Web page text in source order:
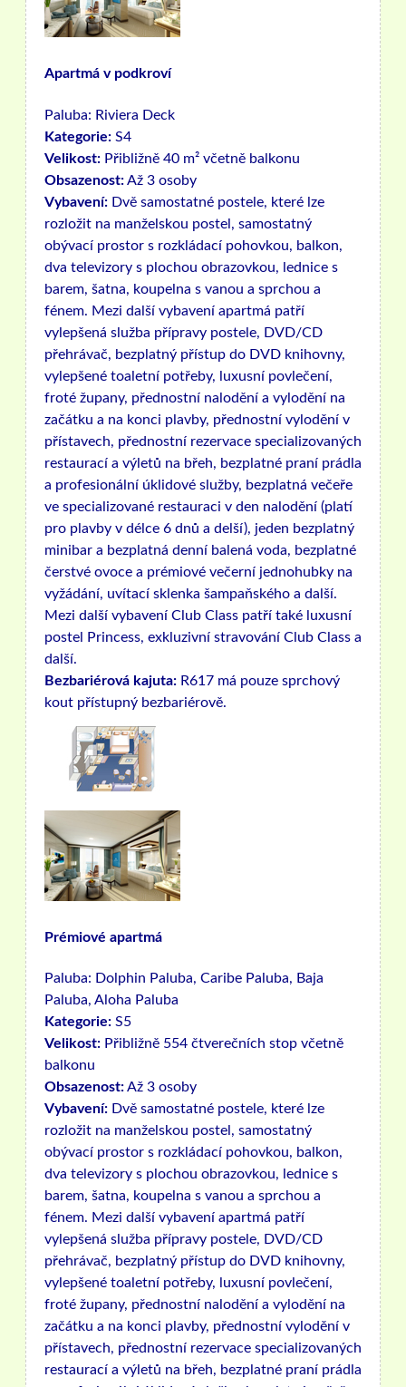
Apartmá v podkroví
Paluba: Riviera Deck
Kategorie: S4
Velikost: Přibližně 40 m² včetně balkonu
Obsazenost:Až 3 osoby
Vybavení: Dvě samostatné postele, které lze
rozložit na manželskou postel, samostatný
obývací prostor s rozkládací pohovkou, balkon,
dva televizory s plochou obrazovkou, lednice s
barem, šatna, koupelna s vanou a sprchou a
fénem. Mezi další vybavení apartmá patří
vylepšená služba přípravy postele, DVD/CD
přehrávač, bezplatný přístup do DVD knihovny,
vylepšené toaletní potřeby, luxusní povlečení,
froté župany, přednostní nalodění a vylodění na
začátku a na konci plavby, přednostní vylodění v
přístavech, přednostní rezervace specializovaných
restaurací a výletů na břeh, bezplatné praní prádla
a profesionální úklidové služby, bezplatná večeře
ve specializované restauraci v den nalodění (platí
pro plavby v délce 6 dnů a delší), jeden bezplatný
minibar a bezplatná denní balená voda, bezplatné
čerstvé ovoce a prémiové večerní jednohubky na
vyžádání, uvítací sklenka šampaňského a další.
Mezi další vybavení Club Class patří také luxusní
postel Princess, exkluzivní stravování Club Class a
další.
Bezbariérová kajuta: R617 má pouze sprchový
kout přístupný bezbariérově.
Prémiové apartmá
Paluba: Dolphin Paluba, Caribe Paluba, Baja
Paluba, Aloha Paluba
Kategorie: S5
Velikost: Přibližně 554 čtverečních stop včetně
balkonu
Obsazenost:Až 3 osoby
Vybavení: Dvě samostatné postele, které lze
rozložit na manželskou postel, samostatný
obývací prostor s rozkládací pohovkou, balkon,
dva televizory s plochou obrazovkou, lednice s
barem, šatna, koupelna s vanou a sprchou a
fénem. Mezi další vybavení apartmá patří
vylepšená služba přípravy postele, DVD/CD
přehrávač, bezplatný přístup do DVD knihovny,
vylepšené toaletní potřeby, luxusní povlečení,
froté župany, přednostní nalodění a vylodění na
začátku a na konci plavby, přednostní vylodění v
přístavech, přednostní rezervace specializovaných
restaurací a výletů na břeh, bezplatné praní prádla